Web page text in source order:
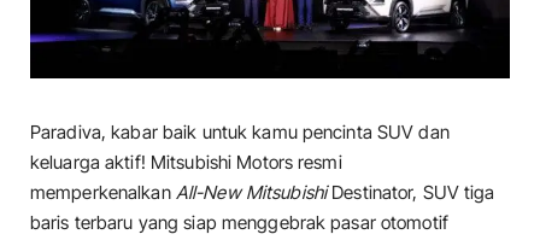
Paradiva, kabar baik untuk kamu pencinta SUV dan
keluarga aktif! Mitsubishi Motors resmi
memperkenalkan All-New MitsubishiDestinator, SUV tiga
baris terbaru yang siap menggebrak pasar otomotif